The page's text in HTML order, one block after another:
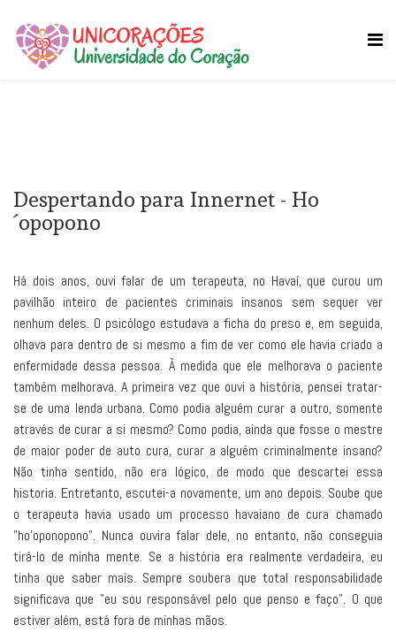
Despertando para Innernet - Ho
´opopono
Há dois anos, ouvi falar de um terapeuta, no Havaí, que curou um
pavilhão inteiro de pacientes criminais insanos sem sequer ver
nenhum deles. O psicólogo estudava a ficha do preso e, em seguida,
olhava para dentro de si mesmo a fim de ver como ele havia criado a
enfermidade dessa pessoa. À medida que ele melhorava o paciente
também melhorava. A primeira vez que ouvi a história, pensei tratar-
se de uma lenda urbana. Como podia alguém curar a outro, somente
através de curar a si mesmo? Como podia, ainda que fosse o mestre
de maior poder de auto cura, curar a alguém criminalmente insano?
Não tinha sentido, não era lógico, de modo que descartei essa
historia. Entretanto, escutei-a novamente, um ano depois. Soube que
o terapeuta havia usado um processo havaiano de cura chamado
"ho'oponopono". Nunca ouvira falar dele, no entanto, não conseguia
tirá-lo de minha mente. Se a história era realmente verdadeira, eu
tinha que saber mais. Sempre soubera que total responsabilidade
significava que "eu sou responsável pelo que penso e faço". O que
estiver além, está fora de minhas mãos.